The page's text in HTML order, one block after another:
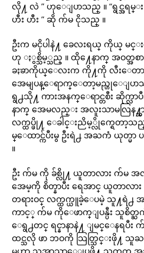
လို႔ လဲ ” ဟုေျပာသည္ ။ “ရွင္အရမ္
ဟီး ဟီး ” ဆို က်မ ငိုသည္ ။
ဦးက မငိုပါနဲ႔ ခေလးရယ္ ကိုယ္ မင္
ဟု ႏွစ္သိမ့္သည္ ။ ထို႔ေနာက္ အဝတ္အ
ခႏၶာကိုယ္ေလးက ကို႔ကို လီးေတာင္ေ
အေမျပန္ေရာက္ေတာ့မည္ဟုေျပ
ရွ႕သို႔ ကားအနက္ေရာင္တစီး ဆိုက္
နာက္ အေမလည္း အလူးသာမလြန႔္
လက္ထပ္ဖို႔ ေခါင္းညိမ့္လိုက္ရေတာ့သ
မ္ေထာင္က်ပီးမွ ဦးရဲ႕ အႀကံ ယုတ္မ
။
ဦး က်မ ကို ခ်စ္လို႔ ယူတာလား က်မ
အေမ့ကို စိတ္နာပီး ရေအာင္ ယူတာ
တရားဝင္ လက္ထက္ယူခဲ့ေပမဲ့ သူ႔ရဲ႕
ကာင့္ က်မ ကိုေဖာက္ျပန္ပီး သူစိတ္
ေရွ႕တင္ ရင္နာနာနဲ႔ ျမင္ေနရပီ
ထင္သလို ဖာ ဘဝကို သြတ္သြင္းဖို႔